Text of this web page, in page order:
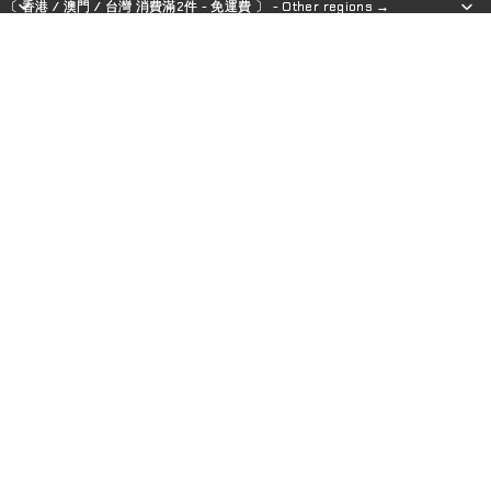
〔 香港 / 澳門 / 台灣 消費滿2件 - 免運費 〕 - Other regions →
〔 香港 / 澳門 / 台灣 消費滿2件 - 免運費 〕 - Other regions →